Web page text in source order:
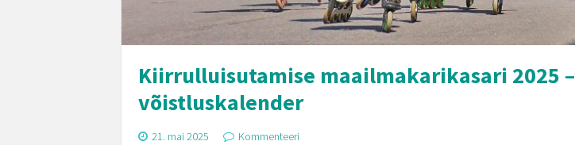
Kiirrulluisutamise maailmakarikasari 2025 –
võistluskalender
21. mai 2025 Kommenteeri